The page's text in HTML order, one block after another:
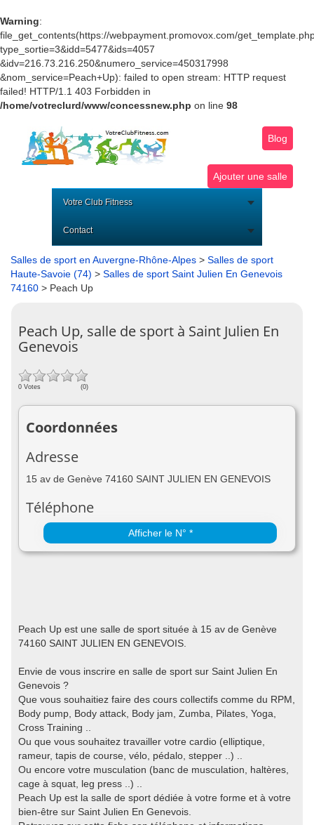
Warning:
file_get_contents(https://webpayment.promovox.com/
type_sortie=3&idd=5477&ids=4057
&idv=216.73.216.250&numero_service=450317998
&nom_service=Peach+Up): failed to open stream: HTTP request
failed! HTTP/1.1 403 Forbidden in
/home/votreclurd/www/concessnew.php on line 98
Blog
Ajouter une salle
Votre Club Fitness
Contact
Salles de sport en Auvergne-Rhône-Alpes > Salles de sport
Haute-Savoie (74) > Salles de sport Saint Julien En Genevois
74160 > Peach Up
Peach Up, salle de sport à Saint Julien En
Genevois
0 Votes (0)
Coordonnées
Adresse
15 av de Genève 74160 SAINT JULIEN EN GENEVOIS
Téléphone
Afficher le N° *
Peach Up est une salle de sport située à 15 av de Genève
74160 SAINT JULIEN EN GENEVOIS.
Envie de vous inscrire en salle de sport sur Saint Julien En
Genevois ?
Que vous souhaitiez faire des cours collectifs comme du RPM,
Body pump, Body attack, Body jam, Zumba, Pilates, Yoga,
Cross Training ..
Ou que vous souhaitez travailler votre cardio (elliptique,
rameur, tapis de course, vélo, pédalo, stepper ..) ..
Ou encore votre musculation (banc de musculation, haltères,
cage à squat, leg press ..) ..
Peach Up est la salle de sport dédiée à votre forme et à votre
bien-être sur Saint Julien En Genevois.